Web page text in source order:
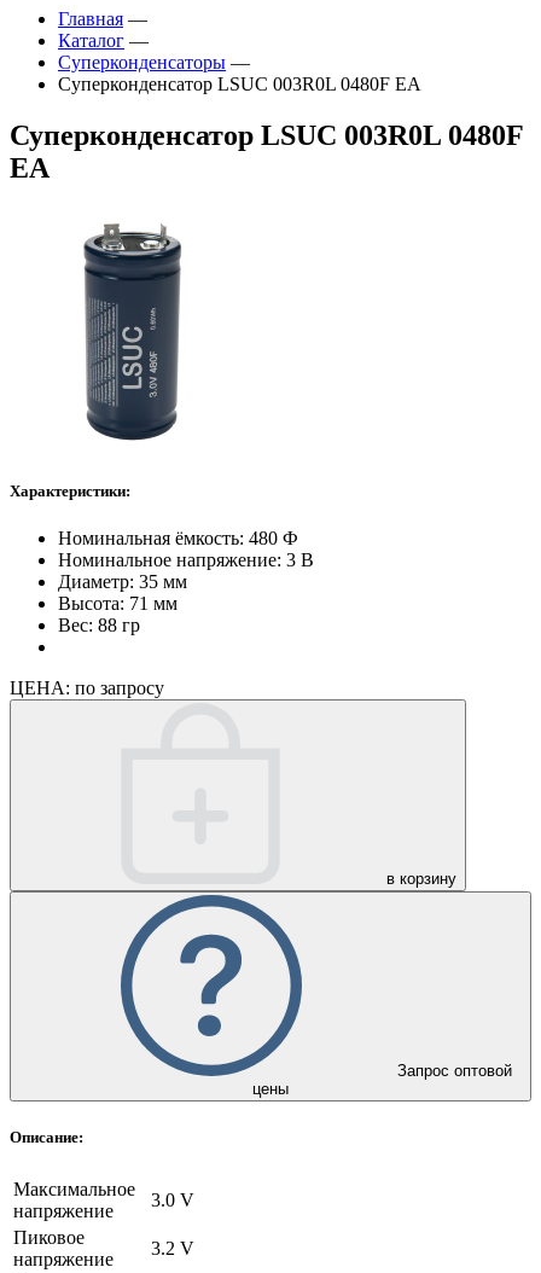
Главная —
Каталог —
Суперконденсаторы —
Суперконденсатор LSUC 003R0L 0480F EA
Суперконденсатор LSUC 003R0L 0480F
EA
Характеристики:
Номинальная ёмкость: 480 Ф
Номинальное напряжение: 3 В
Диаметр: 35 мм
Высота: 71 мм
Вес: 88 гр
ЦЕНА: по запросу
в корзину
цены
Описание:
Максимальное
напряжение
3.0 V
Пиковое
напряжение
3.2 V